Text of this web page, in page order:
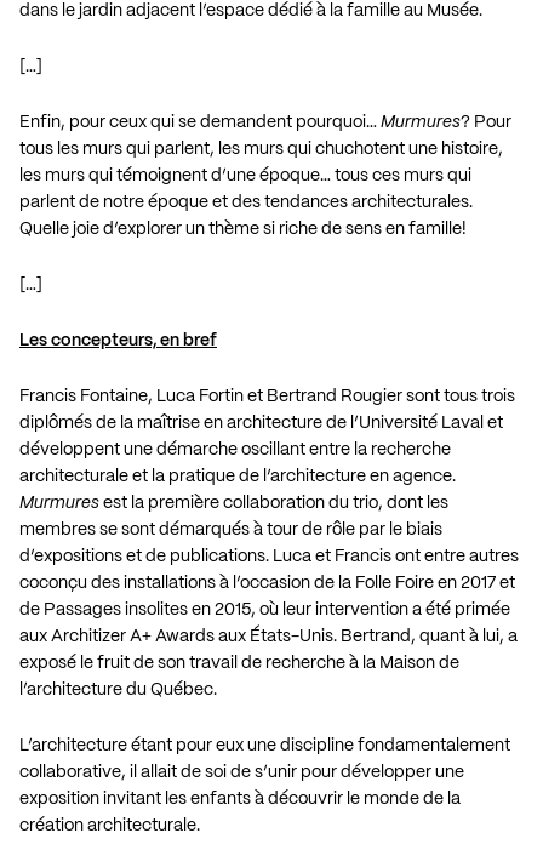
dans le jardin adjacent l’espace dédié à la famille au Musée.
[…]
Enfin, pour ceux qui se demandent pourquoi… Murmures? Pour
tous les murs qui parlent, les murs qui chuchotent une histoire,
les murs qui témoignent d’une époque… tous ces murs qui
parlent de notre époque et des tendances architecturales.
Quelle joie d’explorer un thème si riche de sens en famille!
[…]
Les concepteurs, en bref
Francis Fontaine, Luca Fortin et Bertrand Rougier sont tous trois
diplômés de la maîtrise en architecture de l’Université Laval et
développent une démarche oscillant entre la recherche
architecturale et la pratique de l’architecture en agence.
Murmures est la première collaboration du trio, dont les
membres se sont démarqués à tour de rôle par le biais
d’expositions et de publications. Luca et Francis ont entre autres
coconçu des installations à l’occasion de la Folle Foire en 2017 et
de Passages insolites en 2015, où leur intervention a été primée
aux Architizer A+ Awards aux États-Unis. Bertrand, quant à lui, a
exposé le fruit de son travail de recherche à la Maison de
l’architecture du Québec.
L’architecture étant pour eux une discipline fondamentalement
collaborative, il allait de soi de s’unir pour développer une
exposition invitant les enfants à découvrir le monde de la
création architecturale.